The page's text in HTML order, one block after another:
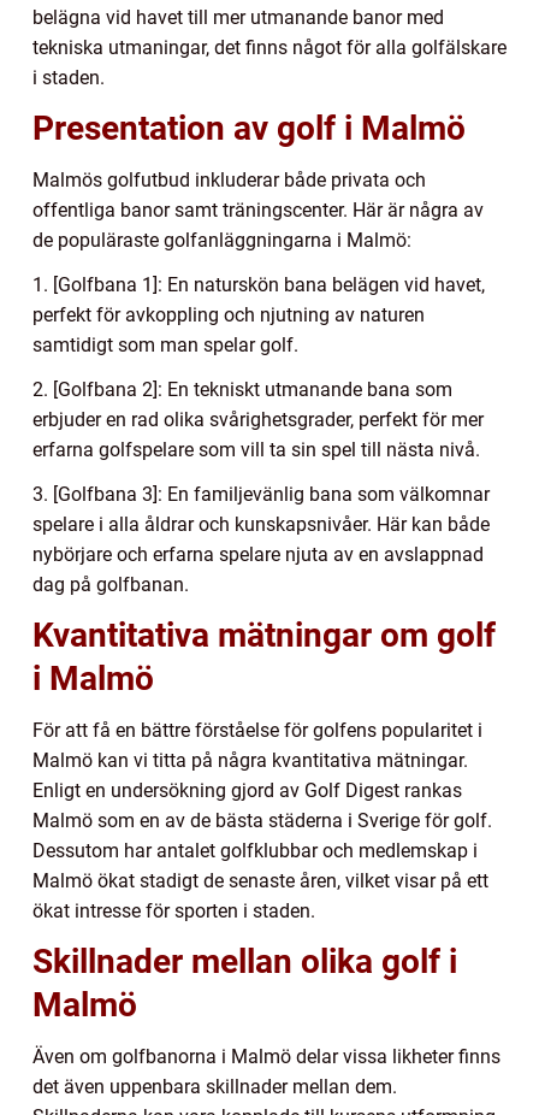
belägna vid havet till mer utmanande banor med
tekniska utmaningar, det finns något för alla golfälskare
i staden.
Presentation av golf i Malmö
Malmös golfutbud inkluderar både privata och
offentliga banor samt träningscenter. Här är några av
de populäraste golfanläggningarna i Malmö:
1. [Golfbana 1]: En naturskön bana belägen vid havet,
perfekt för avkoppling och njutning av naturen
samtidigt som man spelar golf.
2. [Golfbana 2]: En tekniskt utmanande bana som
erbjuder en rad olika svårighetsgrader, perfekt för mer
erfarna golfspelare som vill ta sin spel till nästa nivå.
3. [Golfbana 3]: En familjevänlig bana som välkomnar
spelare i alla åldrar och kunskapsnivåer. Här kan både
nybörjare och erfarna spelare njuta av en avslappnad
dag på golfbanan.
Kvantitativa mätningar om golf
i Malmö
För att få en bättre förståelse för golfens popularitet i
Malmö kan vi titta på några kvantitativa mätningar.
Enligt en undersökning gjord av Golf Digest rankas
Malmö som en av de bästa städerna i Sverige för golf.
Dessutom har antalet golfklubbar och medlemskap i
Malmö ökat stadigt de senaste åren, vilket visar på ett
ökat intresse för sporten i staden.
Skillnader mellan olika golf i
Malmö
Även om golfbanorna i Malmö delar vissa likheter finns
det även uppenbara skillnader mellan dem.